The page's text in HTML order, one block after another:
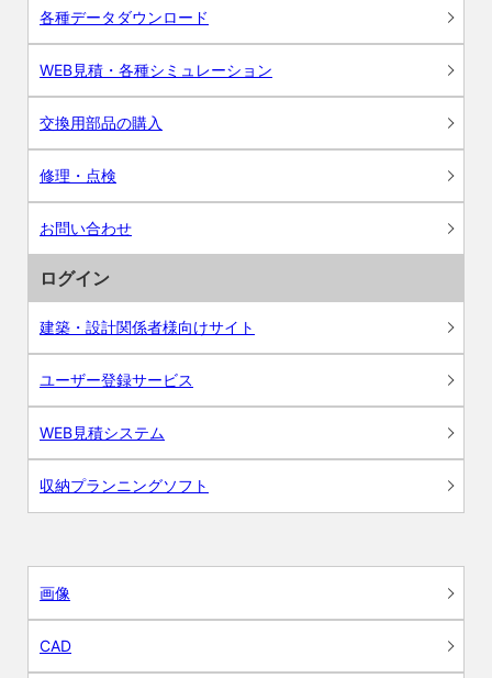
各種データダウンロード
WEB見積・各種シミュレーション
交換用部品の購入
修理・点検
お問い合わせ
ログイン
建築・設計関係者様向けサイト
ユーザー登録サービス
WEB見積システム
収納プランニングソフト
画像
CAD